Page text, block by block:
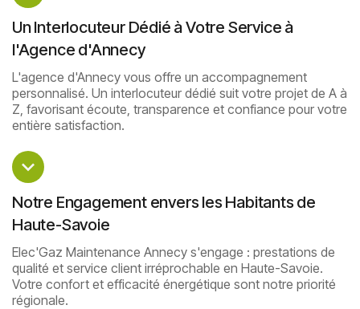
Un Interlocuteur Dédié à Votre Service à
l'Agence d'Annecy
L'agence d'Annecy vous offre un accompagnement
personnalisé. Un interlocuteur dédié suit votre projet de A à
Z, favorisant écoute, transparence et confiance pour votre
entière satisfaction.
Notre Engagement envers les Habitants de
Haute-Savoie
Elec'Gaz Maintenance Annecy s'engage : prestations de
qualité et service client irréprochable en Haute-Savoie.
Votre confort et efficacité énergétique sont notre priorité
régionale.